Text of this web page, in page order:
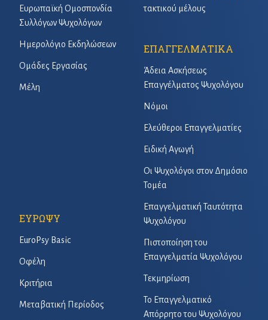
Ευρωπαϊκή Ομοσπονδία
Συλλόγων Ψυχολόγων
Ημερολόγιο Εκδηλώσεων
Ομάδες Εργασίας
Μέλη
τακτικού μέλους
ΕΠΑΓΓΕΛΜΑΤΙΚΑ
Άδεια Ασκήσεως
Επαγγέλματος Ψυχολόγου
Νόμοι
Ελεύθεροι Επαγγελματίες
Ειδική Αγωγή
Οι Ψυχολόγοι στον Δημόσιο
Τομέα
Επαγγελματική Ταυτότητα
Ψυχολόγου
Πιστοποίηση του
Επαγγελματία Ψυχολόγου
Τεκμηρίωση
Το Επαγγελματικό
Απόρρητο του Ψυχολόγου
ΕΥΡΩΨΥ
EuroPsy Basic
Οφέλη
Κριτήρια
Μεταβατική Περίοδος